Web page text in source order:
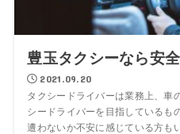
豊玉タクシーなら安
2021.09.20
タクシードライバーは業務上、車
シードライバーを目指しているも
遭わないか不安に感じている方も